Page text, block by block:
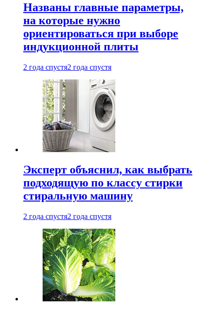
Названы главные параметры,
на которые нужно
ориентироваться при выборе
индукционной плиты
2 года спустя2 года спустя
Эксперт объяснил, как выбрать
подходящую по классу стирки
стиральную машину
2 года спустя2 года спустя